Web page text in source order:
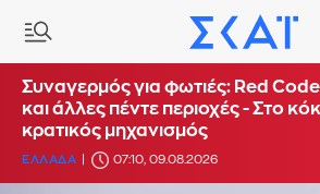
Συναγερμός για φωτιές: Red Code
και άλλες πέντε περιοχές - Στο
κρατικός μηχανισμός
ΕΛΛΑΔΑ 07:10, 09.08.2026